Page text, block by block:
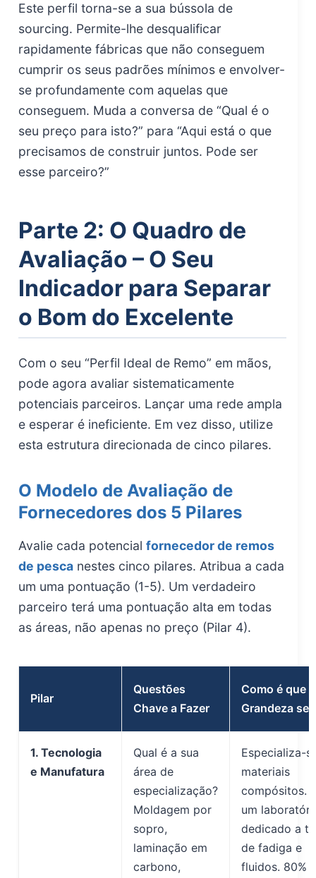
Este perfil torna-se a sua bússola de
sourcing. Permite-lhe desqualificar
rapidamente fábricas que não conseguem
cumprir os seus padrões mínimos e envolver-
se profundamente com aquelas que
conseguem. Muda a conversa de “Qual é o
seu preço para isto?” para “Aqui está o que
precisamos de construir juntos. Pode ser
esse parceiro?”
Parte 2: O Quadro de
Avaliação – O Seu
Indicador para Separar
o Bom do Excelente
Com o seu “Perfil Ideal de Remo” em mãos,
pode agora avaliar sistematicamente
potenciais parceiros. Lançar uma rede ampla
e esperar é ineficiente. Em vez disso, utilize
esta estrutura direcionada de cinco pilares.
O Modelo de Avaliação de
Fornecedores dos 5 Pilares
Avalie cada potencial fornecedor de remos
de pesca nestes cinco pilares. Atribua a cada
um uma pontuação (1-5). Um verdadeiro
parceiro terá uma pontuação alta em todas
as áreas, não apenas no preço (Pilar 4).
Pilar
Questões
Chave a Fazer
Como é que a
Grandeza se
1. Tecnologia
e Manufatura
Qual é a sua
área de
especialização?
Moldagem por
sopro,
laminação em
carbono,
Especializa-
materiais
compósitos.
um
dedicado a
de fadiga e
fluidos. 80%